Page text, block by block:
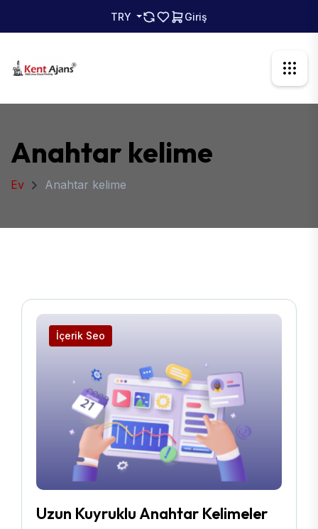
TRY Giriş
Anahtar kelime
Ev Anahtar kelime
İçerik Seo
Uzun Kuyruklu Anahtar Kelimeler